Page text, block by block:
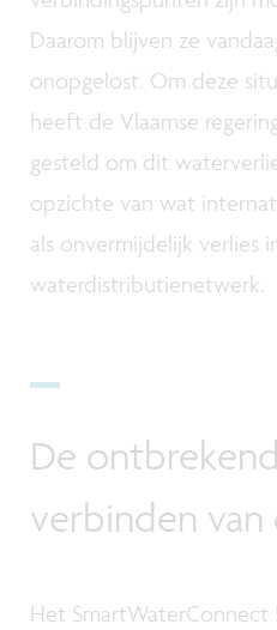
Daarom blijven ze
onopgelost. Om deze
heeft de Vlaamse
gesteld om dit
opzichte van wat
als onvermijdelijk verlies
waterdistributienetwerk.
De
verbinden van
Het